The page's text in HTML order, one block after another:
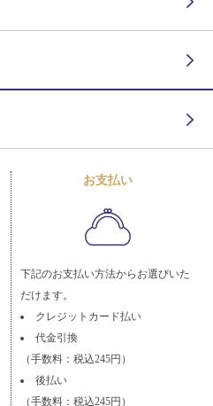
お支払い
下記のお支払い方法からお選びいた
だけます。
クレジットカード払い
代金引換
（手数料：税込245円）
後払い
（手数料：税込245円）